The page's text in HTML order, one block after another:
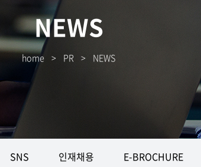
NEWS
home > PR > NEWS
SNS 인재채용 E-BROCHURE